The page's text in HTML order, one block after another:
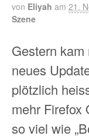
von Eliyah am 21.
Szene
Gestern
neues
plötzlich
mehr Firefox
so viel wie